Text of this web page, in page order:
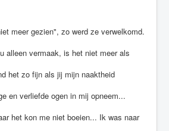
meer gezien", zo werd ze verwelkomd.
alleen vermaak, is het niet meer als
het zo fijn als jij mijn naaktheid
en verliefde ogen in mij opneem...
het kon me niet boeien... Ik was naar